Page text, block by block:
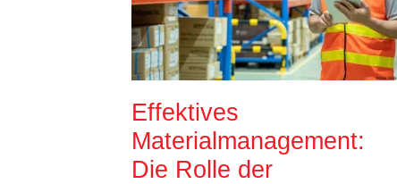
Effektives
Materialmanagement:
Die Rolle der